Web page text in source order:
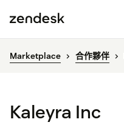
Marketplace 合作夥伴
Kaleyra Inc